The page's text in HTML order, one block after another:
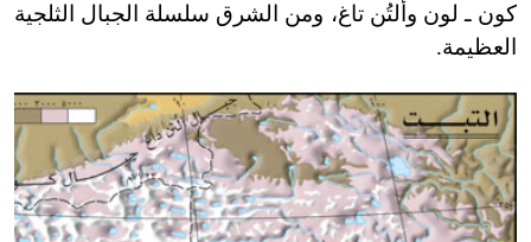
كون ـ لون وألتُن تاغ، ومن الشرق سلسلة الجبال الثلجية
العظيمة.